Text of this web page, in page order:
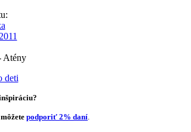
Atény
deti
podporiť 2% daní.